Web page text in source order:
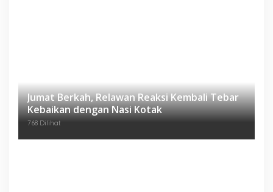
Jumat Berkah, Relawan Reaksi Kembali Tebar
Kebaikan dengan Nasi Kotak
768 Dilihat